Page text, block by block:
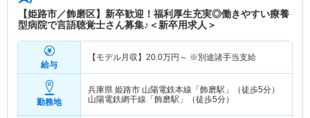
【姫路市／飾磨区】新卒歓迎！福利厚生充実◎働きやすい療養
型病院で言語聴覚士さん募集♪＜新卒用求人＞
給与
【モデル月収】 20.0万円～ ※別途諸手当支給
勤務地
兵庫県 姫路市 山陽電鉄本線「飾磨駅」（徒歩5分）
山陽電鉄網干線「飾磨駅」（徒歩5分）